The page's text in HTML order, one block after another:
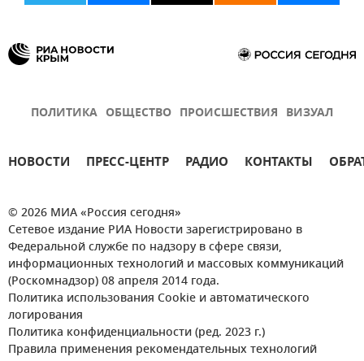
ПОЛИТИКА ОБЩЕСТВО ПРОИСШЕСТВИЯ ВИЗУАЛ
НОВОСТИ ПРЕСС-ЦЕНТР РАДИО КОНТАКТЫ
© 2026 МИА «Россия сегодня»
Сетевое издание РИА Новости зарегистрировано в
Федеральной службе по надзору в сфере связи,
информационных технологий и массовых коммуникаций
(Роскомнадзор) 08 апреля 2014 года.
Политика использования Cookie и автоматического
логирования
Политика конфиденциальности (ред. 2023 г.)
Правила применения рекомендательных технологий